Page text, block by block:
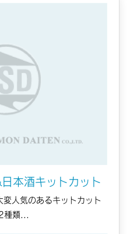
本酒キットカット
人気のあるキットカット
種類...